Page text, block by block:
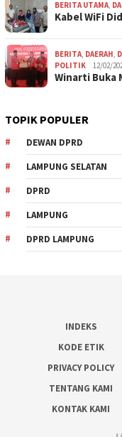
BERITA UTAMA,
Kabel WiFi
BERITA, DAERAH,
POLITIK
12/02/
Winarti Buka
TOPIK POPULER
DEWAN DPRD
LAMPUNG SELATAN
DPRD
LAMPUNG
DPRD LAMPUNG
INDEKS
KODE ETIK
PRIVACY POLICY
TENTANG KAMI
KONTAK KAMI